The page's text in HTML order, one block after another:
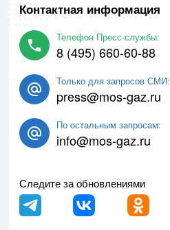
Контактная информация
Телефон Пресс-службы:
8 (495) 660-60-88
Только для запросов СМИ:
press@mos-gaz.ru
По остальным запросам:
info@mos-gaz.ru
Следите за обновлениями